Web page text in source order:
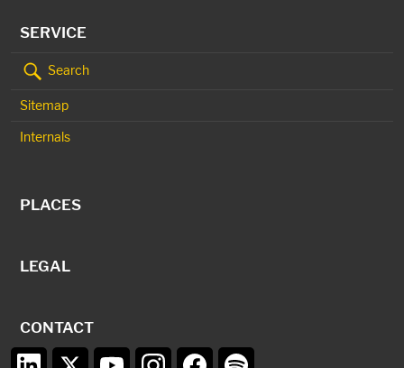
SERVICE
Search
Sitemap
Internals
PLACES
LEGAL
CONTACT